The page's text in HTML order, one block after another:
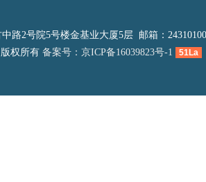
路2号院5号楼金基业大厦5层 邮箱：
权所有 备案号：京ICP备16039823号-1 51La